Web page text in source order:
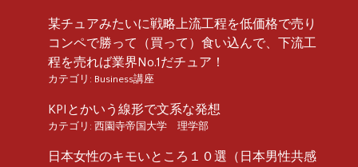
某チュアみたいに戦略上流工程を低価格で売り
コンペで勝って（買って）食い込んで、下流工
程を売れば業界No.1だチュア！
カテゴリ: Business講座
KPIとかいう線形で文系な発想
カテゴリ: 西園寺帝国大学 理学部
日本女性のキモいところ１０選（日本男性共感